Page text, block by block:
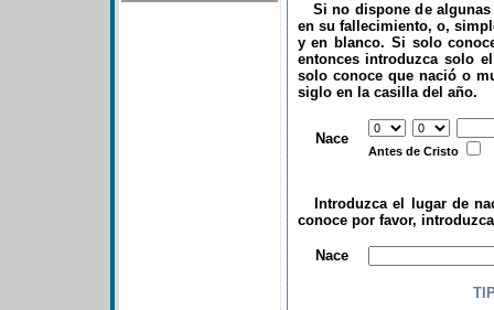
Si no dispone de algunas
en su fallecimiento, o,
y en blanco. Si solo
entonces introduzca solo
solo conoce que nació o
siglo en la casilla del año.
Nace
Antes de Cristo
Introduzca el lugar de
conoce por favor,
Nace